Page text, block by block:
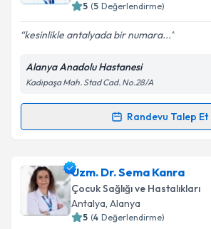
Kişisel verilerimin işlenmesine
Metni'ni okudum ve kişisel
kapsamda işlenmesini kabul
5 (5 Değerlendirme)
kesinlikle antalyada bir numara...
Alanya Anadolu Hastanesi
Kadıpaşa Mah. Stad Cad. No.28/A
Randevu Talep Et
Randevu Takvimi Talebi
Uzm. Dr. Mustafa Çağlayaniçin
talebi oluşturun. Size bu uzmandan
için bir takvim hazırlandığında e-
bilgilendireceğiz.
Uzm. Dr. Sema Kanra
Çocuk Sağlığı ve Hastalıkları
Antalya, Alanya
5 (4 Değerlendirme)